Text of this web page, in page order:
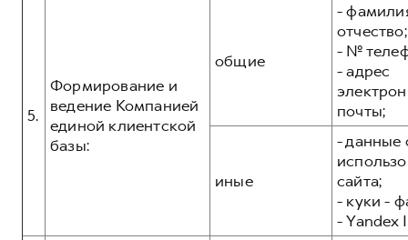
5.
Формирование и
ведение Компанией
единой клиентской
базы:
общие
-
отчество;
- №
- адрес
почты;
иные
- данные
сайта;
- куки -
- Yandex